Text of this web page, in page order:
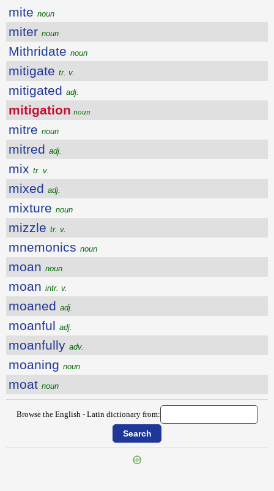
mite noun
miter noun
Mithridate noun
mitigate tr. v.
mitigated adj.
mitigation noun
mitre noun
mitred adj.
mix tr. v.
mixed adj.
mixture noun
mizzle tr. v.
mnemonics noun
moan noun
moan intr. v.
moaned adj.
moanful adj.
moanfully adv.
moaning noun
moat noun
Browse the English - Latin dictionary from: